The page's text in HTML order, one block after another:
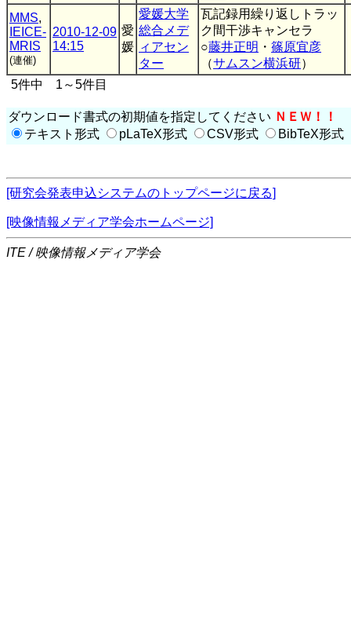
MMS,
IEICE-
MRIS
(連催)
2010-12-09
14:15
愛
媛
愛媛大学
総合メデ
ィアセン
ター
瓦記録用繰り返しトラッ
ク間干渉キャンセラ
○藤井正明 ・ 篠原宜彦
（サムスン横浜研）
5件中 1～5件目
ダウンロード書式の初期値を指定してください ＮＥＷ！！
テキスト形式
pLaTeX形式 CSV形式 BibTeX形式
[研究会発表申込システムのトップページに戻る]
[映像情報メディア学会ホームページ]
ITE / 映像情報メディア学会